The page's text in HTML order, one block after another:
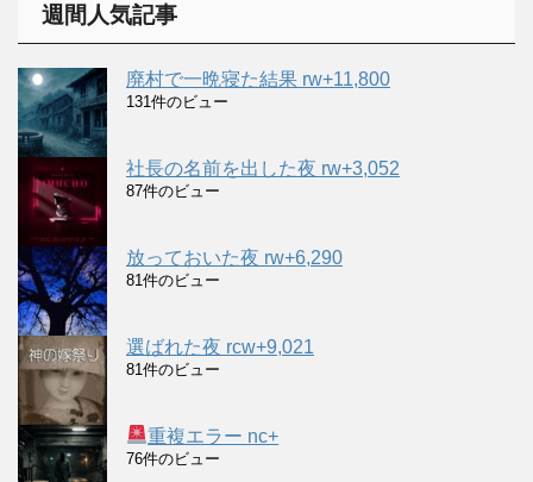
週間人気記事
廃村で一晩寝た結果 rw+11,800
131件のビュー
社長の名前を出した夜 rw+3,052
87件のビュー
放っておいた夜 rw+6,290
81件のビュー
選ばれた夜 rcw+9,021
81件のビュー
重複エラー nc+
76件のビュー